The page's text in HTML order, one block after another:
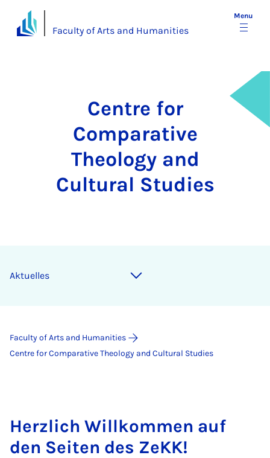
Faculty of Arts and Humanities
Menu
Centre for
Comparative
Theology and
Cultural Studies
Aktuelles
Faculty of Arts and Humanities
Centre for Comparative Theology and Cultural Studies
Herzlich Willkommen auf
den Seiten des ZeKK!